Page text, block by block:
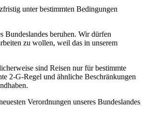
unter bestimmten Bedingungen
Bundeslandes beruhen. Wir dürfen
zu wollen, weil das in unserem
sind Reisen nur für bestimmte
2-G-Regel und ähnliche Beschränkungen
Verordnungen unseres Bundeslandes